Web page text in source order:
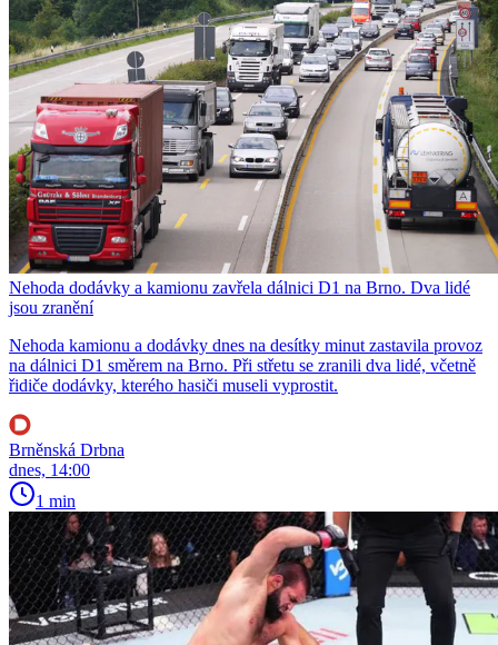
Nehoda dodávky a kamionu zavřela dálnici D1 na Brno. Dva lidé
jsou zranění
Nehoda kamionu a dodávky dnes na desítky minut zastavila provoz
na dálnici D1 směrem na Brno. Při střetu se zranili dva lidé, včetně
řidiče dodávky, kterého hasiči museli vyprostit.
Brněnská Drbna
dnes, 14:00
1 min